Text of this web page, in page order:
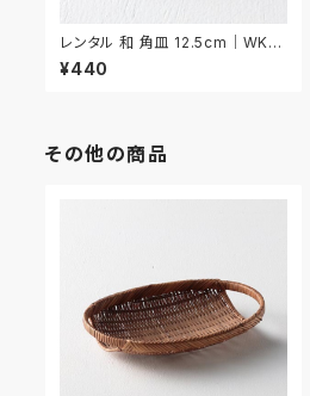
レンタル 和 角皿 12.5cm｜WKA
034
¥440
その他の商品